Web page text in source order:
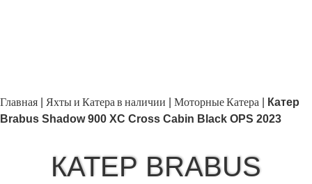
Главная Яхты и Катера в наличии Моторные Катера
Катер
Brabus Shadow 900 XC Cross Cabin Black OPS 2023
КАТЕР BRABUS